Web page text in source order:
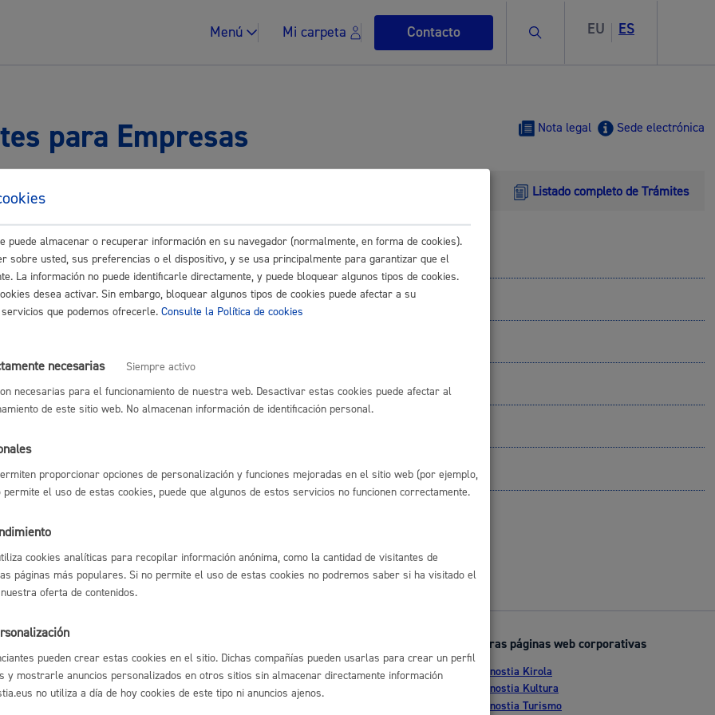
Menú Mi carpeta Contacto Buscar EU ES
Vivienda y urbanismo
Espacio público, residuos y medioambiente
Euskera
Desarrollo económico y empleo
Igualdad, derechos humanos y convivencia
para Empresas Sede electrónica
Nota legal
Listado completo de Trámites
Autorizaciones
comercios y empresas
en vía pública
índice
Ofertas de empleo
Perfil del contratante
Otras páginas web corporativas
Donostia Kirola
Donostia Kultura
Donostia Turismo
puede almacenar o recuperar información en su navegador (normalmente, en forma de cookies).
sobre usted, sus preferencias o el dispositivo, y se usa principalmente para garantizar que el
La información no puede identificarle directamente, y puede bloquear algunos tipos de cookies.
desea activar. Sin embargo, bloquear algunos tipos de cookies puede afectar a su
que podemos ofrecerle. Consulte la Política de cookies
necesarias
Siempre activo
necesarias para el funcionamiento de nuestra web. Desactivar estas cookies puede afectar al
de este sitio web. No almacenan información de identificación personal.
proporcionar opciones de personalización y funciones mejoradas en el sitio web (por ejemplo,
permite el uso de estas cookies, puede que algunos de estos servicios no funcionen correctamente.
cookies analíticas para recopilar información anónima, como la cantidad de visitantes de
páginas más populares. Si no permite el uso de estas cookies no podremos saber si ha visitado el
oferta de contenidos.
pueden crear estas cookies en el sitio. Dichas compañías pueden usarlas para crear un perfil
y mostrarle anuncios personalizados en otros sitios sin almacenar directamente información
no utiliza a día de hoy cookies de este tipo ni anuncios ajenos.